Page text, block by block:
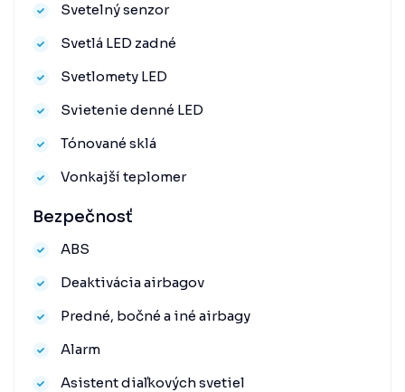
Svetelný senzor
Svetlá LED zadné
Svetlomety LED
Svietenie denné LED
Tónované sklá
Vonkajší teplomer
Bezpečnosť
ABS
Deaktivácia airbagov
Predné, bočné a iné airbagy
Alarm
Asistent diaľkových svetiel